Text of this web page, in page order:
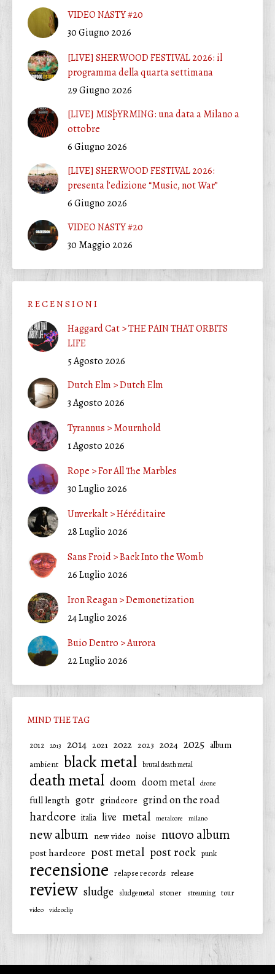
VIDEO NASTY #20
30 Giugno 2026
[LIVE] SHERWOOD FESTIVAL 2026: il
programma della quarta settimana
29 Giugno 2026
[LIVE] MISþYRMING: una data a Milano a
ottobre
6 Giugno 2026
[LIVE] SHERWOOD FESTIVAL 2026:
presenta l’edizione “Music, not War”
6 Giugno 2026
VIDEO NASTY #20
30 Maggio 2026
R E C E N S I O N I
Haggard Cat > THE PAIN THAT ORBITS
LIFE
5 Agosto 2026
Dutch Elm > Dutch Elm
3 Agosto 2026
Tyrannus > Mournhold
1 Agosto 2026
Rope > For All The Marbles
30 Luglio 2026
Unverkalt > Héréditaire
28 Luglio 2026
Sans Froid > Back Into the Womb
26 Luglio 2026
Iron Reagan > Demonetization
24 Luglio 2026
Buio Dentro > Aurora
22 Luglio 2026
MIND THE TAG
2012 2013 2014 2021 2022 2023 2024 2025 album
ambient black metal brutal death metal
death metal doom doom metal drone
full length gotr grindcore grind on the road
hardcore italia live metal metalcore milano
new album new video noise nuovo album
post hardcore post metal post rock punk
recensione relapse records release
review sludge sludge metal stoner streaming tour
video videoclip